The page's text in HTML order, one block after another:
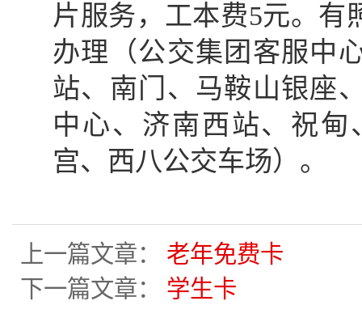
片服务，工本费5元。有
办理（公交集团客服中
站、南门、马鞍山银座
中心、济南西站、祝
宫、西八公交车场）。
上一篇文章： 老年免费卡
下一篇文章： 学生卡